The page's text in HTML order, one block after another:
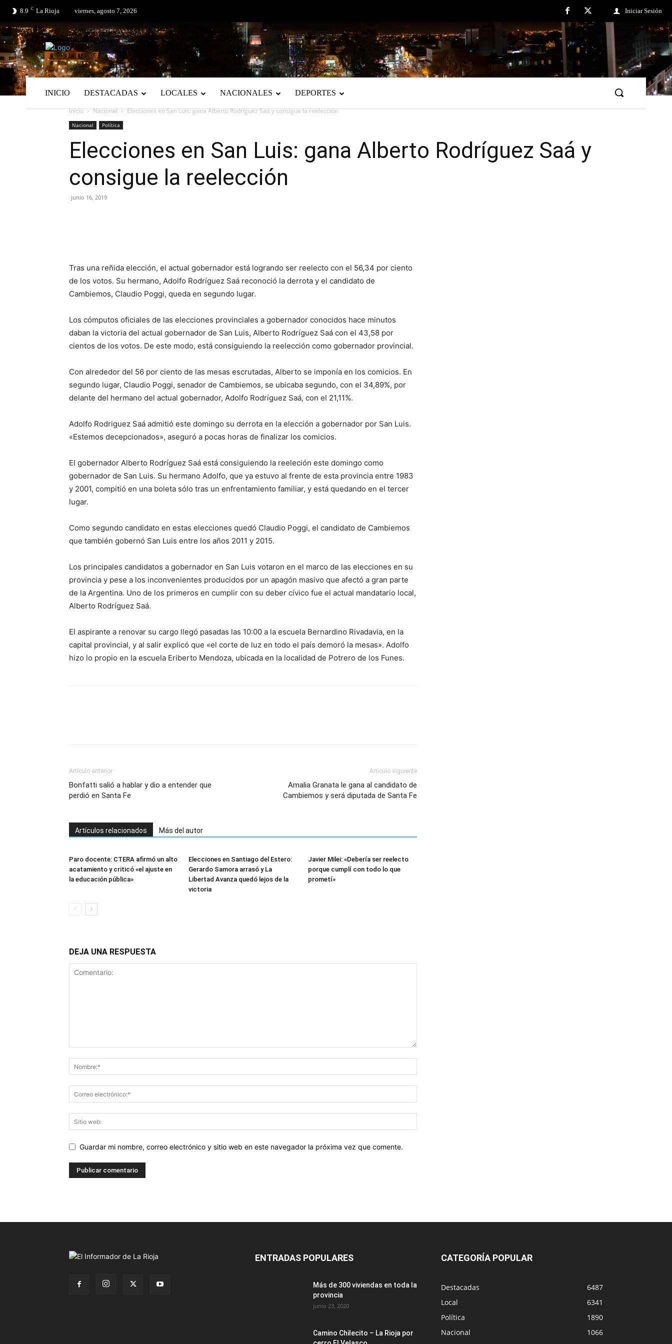
8.9 C La Rioja viernes, agosto 7, 2026 Iniciar Sesión
INICIO DESTACADAS LOCALES NACIONALES DEPORTES
Inicio Nacional Elecciones en San Luis: gana Alberto Rodríguez Saá y consigue la reelección
Nacional Política
Elecciones en San Luis: gana Alberto Rodríguez Saá y
consigue la reelección
junio 16, 2019
Tras una reñida elección, el actual gobernador está logrando ser reelecto con el 56,34 por ciento
de los votos. Su hermano, Adolfo Rodríguez Saá reconoció la derrota y el candidato de
Cambiemos, Claudio Poggi, queda en segundo lugar.
Los cómputos oficiales de las elecciones provinciales a gobernador conocidos hace minutos
daban la victoria del actual gobernador de San Luis, Alberto Rodríguez Saá con el 43,58 por
cientos de los votos. De este modo, está consiguiendo la reelección como gobernador provincial.
Con alrededor del 56 por ciento de las mesas escrutadas, Alberto se imponía en los comicios. En
segundo lugar, Claudio Poggi, senador de Cambiemos, se ubicaba segundo, con el 34,89%, por
delante del hermano del actual gobernador, Adolfo Rodríguez Saá, con el 21,11%.
Adolfo Rodriguez Saá admitió este domingo su derrota en la elección a gobernador por San Luis.
«Estemos decepcionados», aseguró a pocas horas de finalizar los comicios.
El gobernador Alberto Rodríguez Saá está consiguiendo la reeleción este domingo como
gobernador de San Luis. Su hermano Adolfo, que ya estuvo al frente de esta provincia entre 1983
y 2001, compitió en una boleta sólo tras un enfrentamiento familiar, y está quedando en el tercer
lugar.
Como segundo candidato en estas elecciones quedó Claudio Poggi, el candidato de Cambiemos
que también gobernó San Luis entre los años 2011 y 2015.
Los principales candidatos a gobernador en San Luis votaron en el marco de las elecciones en su
provincia y pese a los inconvenientes producidos por un apagón masivo que afectó a gran parte
de la Argentina. Uno de los primeros en cumplir con su deber cívico fue el actual mandatario local,
Alberto Rodríguez Saá.
El aspirante a renovar su cargo llegó pasadas las 10:00 a la escuela Bernardino Rivadavia, en la
capital provincial, y al salir explicó que «el corte de luz en todo el país demoró la mesas». Adolfo
hizo lo propio en la escuela Eriberto Mendoza, ubicada en la localidad de Potrero de los Funes.
Artículo anterior
Bonfatti salió a hablar y dio a entender que
perdió en Santa Fe
Artículo siguiente
Amalia Granata le gana al candidato de
Cambiemos y será diputada de Santa Fe
Artículos relacionados Más del autor
Paro docente: CTERA afirmó un alto
acatamiento y criticó «el ajuste en
la educación pública»
Elecciones en Santiago del Estero:
Gerardo Samora arrasó y La
Libertad Avanza quedó lejos de la
victoria
Javier Milei: «Debería ser reelecto
porque cumplí con todo lo que
prometí»
DEJA UNA RESPUESTA
Guardar mi nombre, correo electrónico y sitio web en este navegador la próxima vez que comente.
ENTRADAS POPULARES
Más de 300 viviendas en toda la
provincia
junio 23, 2020
Camino Chilecito – La Rioja por
CATEGORÍA POPULAR
Destacadas
6487
Local
6341
Política
1890
Nacional
1066